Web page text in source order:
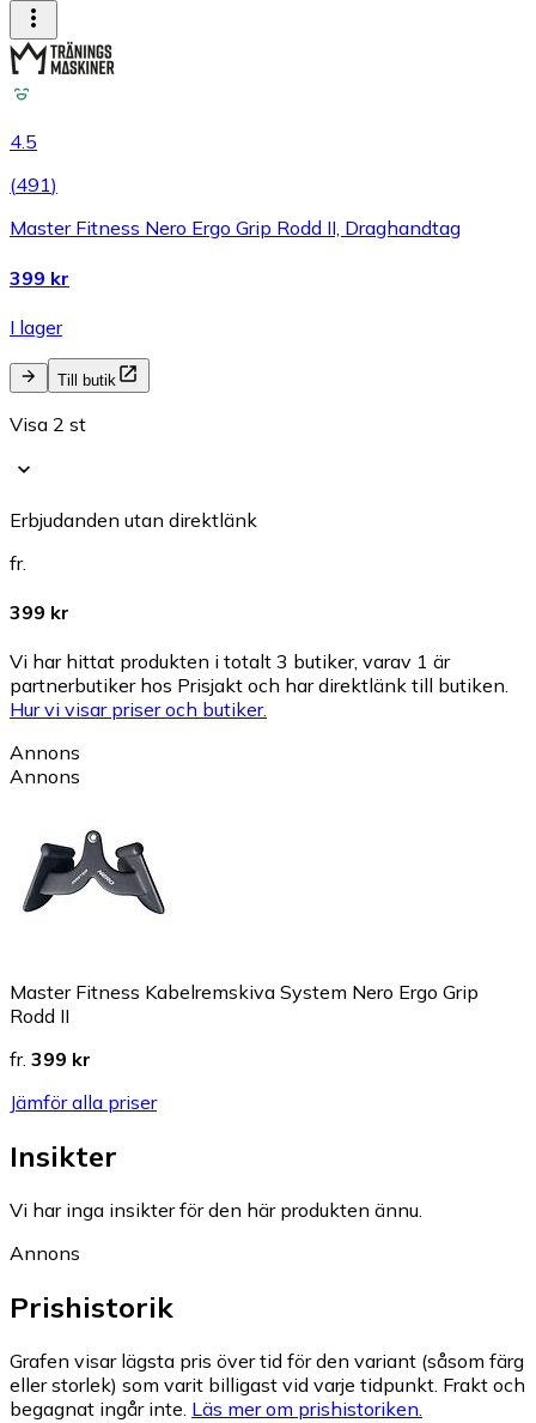
4.5
(491)
Master Fitness Nero Ergo Grip Rodd II, Draghandtag
399 kr
I lager
Till butik
Visa 2 st
Erbjudanden utan direktlänk
fr.
399 kr
Vi har hittat produkten i totalt 3 butiker, varav 1 är
partnerbutiker hos Prisjakt och har direktlänk till butiken.
Hur vi visar priser och butiker.
Annons
Annons
Master Fitness Kabelremskiva System Nero Ergo Grip
Rodd II
fr. 399 kr
Jämför alla priser
Insikter
Vi har inga insikter för den här produkten ännu.
Annons
Prishistorik
Grafen visar lägsta pris över tid för den variant (såsom färg
eller storlek) som varit billigast vid varje tidpunkt. Frakt och
begagnat ingår inte. Läs mer om prishistoriken.